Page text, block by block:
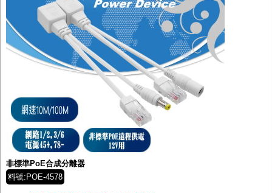
非標準PoE合成分離器
料號:POE-4578